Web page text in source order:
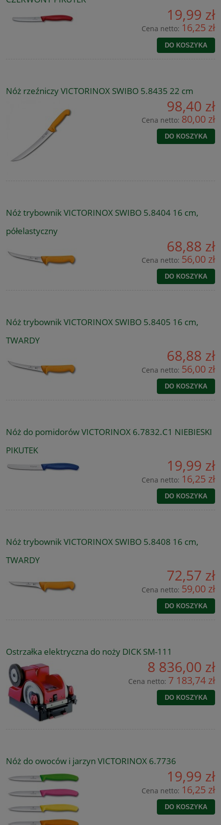
19,99 zł
Cena netto: 16,25 zł
DO KOSZYKA
Nóż rzeźniczy VICTORINOX SWIBO 5.8435 22 cm
98,40 zł
Cena netto: 80,00 zł
DO KOSZYKA
Nóż trybownik VICTORINOX SWIBO 5.8404 16 cm,
półelastyczny
68,88 zł
Cena netto: 56,00 zł
DO KOSZYKA
Nóż trybownik VICTORINOX SWIBO 5.8405 16 cm,
TWARDY
68,88 zł
Cena netto: 56,00 zł
DO KOSZYKA
Nóż do pomidorów VICTORINOX 6.7832.C1 NIEBIESKI
PIKUTEK
19,99 zł
Cena netto: 16,25 zł
DO KOSZYKA
Nóż trybownik VICTORINOX SWIBO 5.8408 16 cm,
TWARDY
72,57 zł
Cena netto: 59,00 zł
DO KOSZYKA
Ostrzałka elektryczna do noży DICK SM-111
8 836,00 zł
Cena netto: 7 183,74 zł
DO KOSZYKA
Nóż do owoców i jarzyn VICTORINOX 6.7736
19,99 zł
Cena netto: 16,25 zł
DO KOSZYKA